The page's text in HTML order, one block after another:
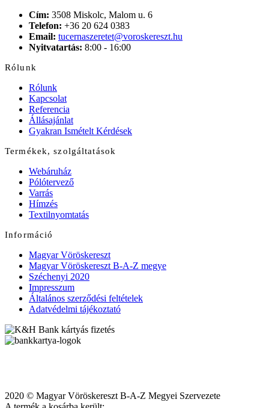
Cím: 3508 Miskolc, Malom u. 6
Telefon: +36 20 624 0383
Email: tucernaszeretet@voroskereszt.hu
Nyitvatartás: 8:00 - 16:00
Rólunk
Rólunk
Kapcsolat
Referencia
Állásajánlat
Gyakran Ismételt Kérdések
Termékek, szolgáltatások
Webáruház
Pólótervező
Varrás
Hímzés
Textilnyomtatás
Információ
Magyar Vöröskereszt
Magyar Vöröskereszt B-A-Z megye
Széchenyi 2020
Impresszum
Általános szerződési feltételek
Adatvédelmi tájékoztató
2020 © Magyar Vöröskereszt B-A-Z Megyei Szervezete